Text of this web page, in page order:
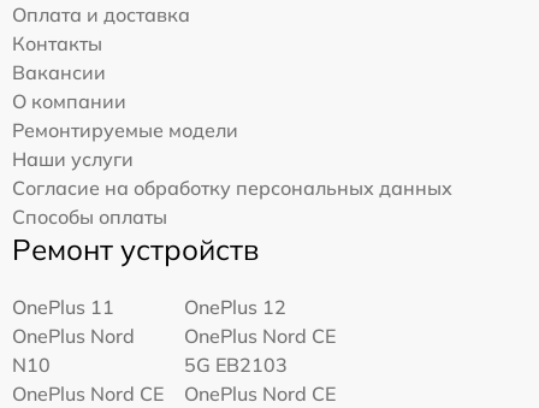
Оплата и доставка
Контакты
Вакансии
О компании
Ремонтируемые модели
Наши услуги
Согласие на обработку персональных данных
Способы оплаты
Ремонт устройств
OnePlus 11
OnePlus 12
OnePlus Nord
N10
OnePlus Nord CE
5G EB2103
OnePlus Nord CE
OnePlus Nord CE